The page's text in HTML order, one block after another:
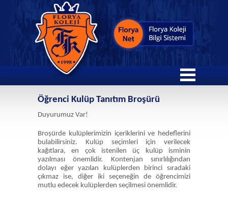
Öğrenci Kulüp Tanıtım Broşürü
Duyurumuz Var!
Broşürde kulüplerimizin içeriklerini ve hedeflerini
bulabilirsiniz. Kulüp seçimleri için verilecek
kağıtlara, en çok istenilen üç kulüp isminin
yazılması önemlidir. Kontenjan sınırlılığından
dolayı eğer yazılan kulüplerden birinci sıradaki
çıkmaz ise, diğer iki seçeneğin de öğrencimizi
mutlu edecek kulüplerden seçilmesi önemlidir.